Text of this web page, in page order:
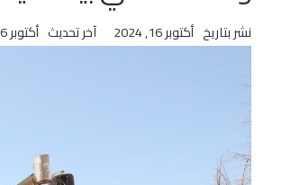
نشر بتاريخ أكتوبر 16, 2024 آخر تحديث أكتوبر 16, 2024